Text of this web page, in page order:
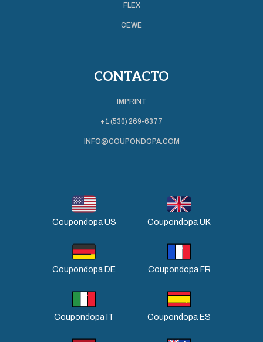
FLEX
CEWE
CONTACTO
IMPRINT
+1 (530) 269-6377
INFO@COUPONDOPA.COM
Coupondopa US Coupondopa UK
Coupondopa DE Coupondopa FR
Coupondopa IT Coupondopa ES